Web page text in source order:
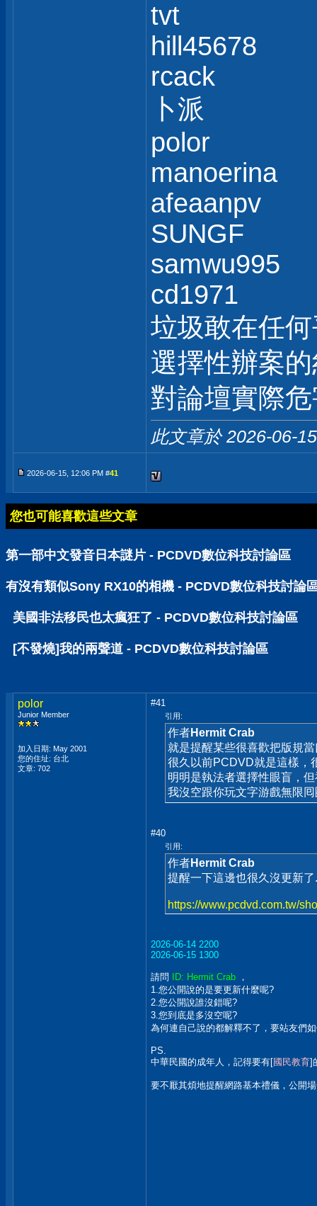
tvt
hill45678
rcack
卜派
polor
manoerina
afeaanpv
SUNGF
samwu995
cd1971
垃圾敢在任
選擇性辦案
對論壇實際
此文章於 2026-06-
2026-06-15, 12:06 PM #41
您也可能喜歡這些文章
第一部中文發音日本謎片 - PCDVD數位科技討論區
有沒有類似Sony RX10的相機 - PCDVD數位科技討論
美國非法移民也太瘋狂了 - PCDVD數位科技討論區
[不發燒]我的兩聲道 - PCDVD數位科技討論區
polor
Junior Member
加入日期: May 2001
您的住址: 台北
文章: 702
#41
引用:
作者Hermit Crab
就是提醒某些很喜歡把版規
很久以前PCDVD就是這樣，
明明是執法者選擇性眼盲，
我沒空跟你玩文字游戲無限
#40
引用:
作者Hermit Crab
提醒一下這邊也很久沒更新了
https://www.pcdvd.com.tw/
2026-06-14 2200
2026-06-15 1300
請問 ID: Hermit Crab ，
1.您公開說的是要更新什麼呢?
2.您公開說誰沒錯呢?
3.您到底是多沒空呢?
為何連自己說的都解釋不了，要站友們
PS.
中華民國的成年人，記得要有[國民教育]
要不厭其煩地提醒網路基本禮儀，公開